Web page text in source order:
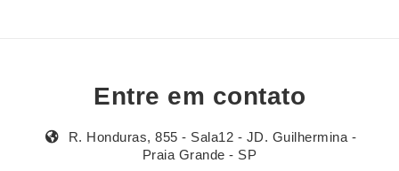
Entre em contato
R. Honduras, 855 - Sala12 - JD. Guilhermina -
Praia Grande - SP